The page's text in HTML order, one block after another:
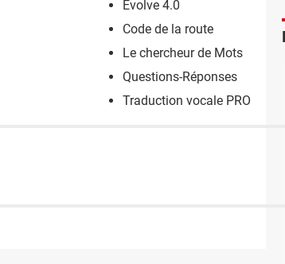
Evolve 4.0
Code de la route
Le chercheur de Mots
Questions-Réponses
Traduction vocale PRO